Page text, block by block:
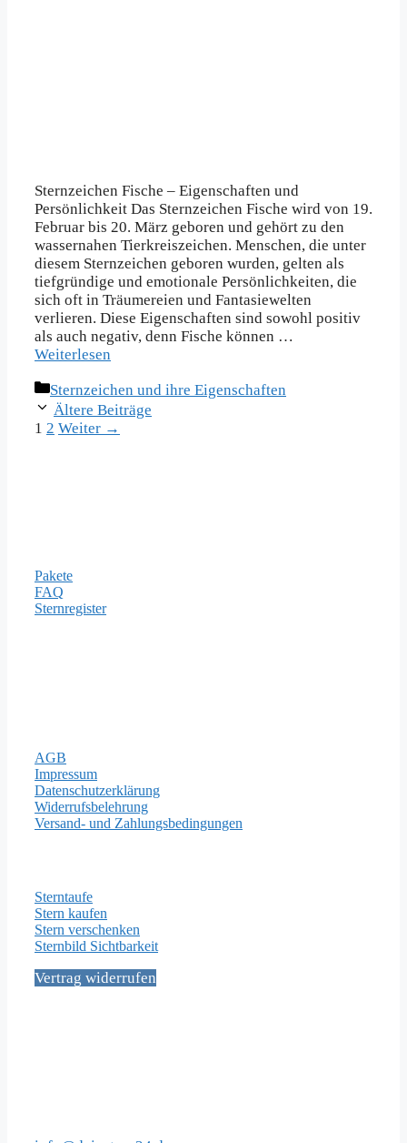
Sternzeichen Fische – Eigenschaften und
Persönlichkeit Das Sternzeichen Fische wird von 19.
Februar bis 20. März geboren und gehört zu den
wassernahen Tierkreiszeichen. Menschen, die unter
diesem Sternzeichen geboren wurden, gelten als
tiefgründige und emotionale Persönlichkeiten, die
sich oft in Träumereien und Fantasiewelten
verlieren. Diese Eigenschaften sind sowohl positiv
als auch negativ, denn Fische können …
Weiterlesen
Kategorien
Sternzeichen und ihre Eigenschaften
Ältere Beiträge
Seite
1 Seite
2 Weiter →
Pakete
FAQ
Sternregister
AGB
Impressum
Datenschutzerklärung
Widerrufsbelehrung
Versand- und Zahlungsbedingungen
Sterntaufe
Stern kaufen
Stern verschenken
Sternbild Sichtbarkeit
Vertrag widerrufen